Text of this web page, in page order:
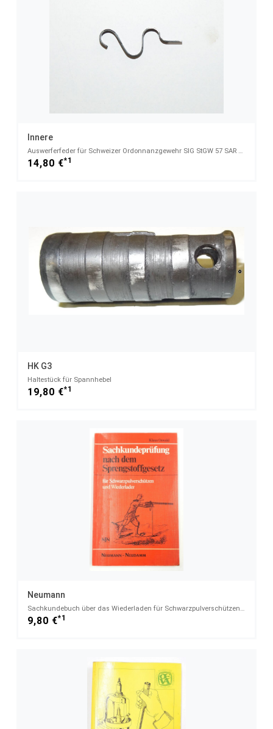
Innere
Auswerferfeder für Schweizer Ordonnanzgewehr SIG StGW 57 SAR M57 SWISS MATCH u. Baugleiche
14,80 €*1
HK G3
Haltestück für Spannhebel
19,80 €*1
Neumann
Sachkundebuch über das Wiederladen für Schwarzpulverschützen und Wiederlader
9,80 €*1